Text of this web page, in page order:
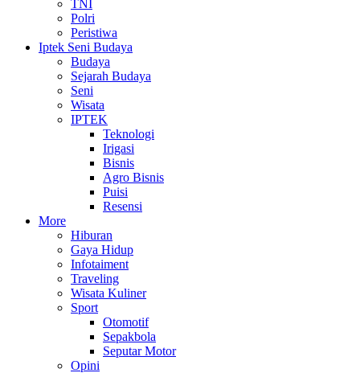
TNI
Polri
Peristiwa
Iptek Seni Budaya
Budaya
Sejarah Budaya
Seni
Wisata
IPTEK
Teknologi
Irigasi
Bisnis
Agro Bisnis
Puisi
Resensi
More
Hiburan
Gaya Hidup
Infotaiment
Traveling
Wisata Kuliner
Sport
Otomotif
Sepakbola
Seputar Motor
Opini